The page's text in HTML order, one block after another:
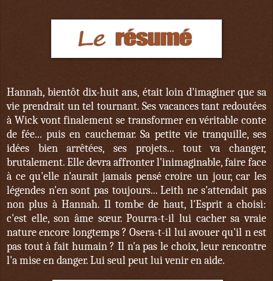
Hannah, bientôt dix-huit ans, était loin d'imaginer que sa
vie prendrait un tel tournant. Ses vacances tant redoutées
à Wick vont finalement se transformer en véritable conte
de fée... puis en cauchemar. Sa petite vie tranquille, ses
idées bien arrêtées, ses projets... tout va changer,
brutalement. Elle devra affronter l'inimaginable, faire face
à ce qu'elle n'aurait jamais pensé croire un jour, car les
légendes n'en sont pas toujours... Leith ne s'attendait pas
non plus à Hannah. Il tombe de haut, l'Esprit a choisi:
c'est elle, son âme sœur. Pourra-t-il lui cacher sa vraie
nature encore longtemps ? Osera-t-il lui avouer qu'il n est
pas tout à fait humain ? Il n'a pas le choix, leur rencontre
l'a mise en danger. Lui seul peut lui venir en aide.